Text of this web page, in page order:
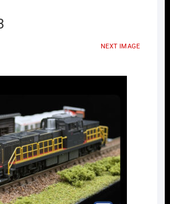
NEXT IMAGE